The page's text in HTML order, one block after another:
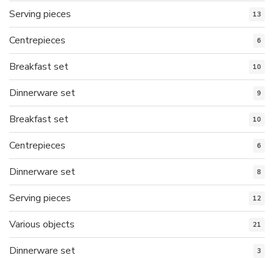
Serving pieces 13
Centrepieces 6
Breakfast set 10
Dinnerware set 9
Breakfast set 10
Centrepieces 6
Dinnerware set 8
Serving pieces 12
Various objects 21
Dinnerware set 3